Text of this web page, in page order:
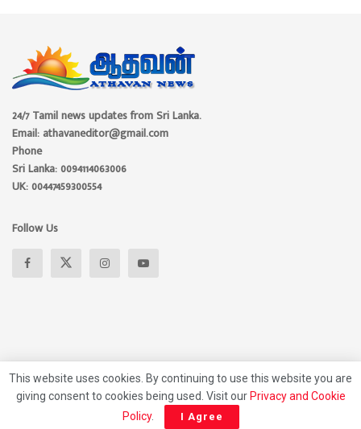
24/7 Tamil news updates from Sri Lanka.
Email: athavaneditor@gmail.com
Phone
Sri Lanka: 0094114063006
UK: 00447459300554
Follow Us
About Privacy Policy Contact Us
This website uses cookies. By continuing to use this website you are
giving consent to cookies being used. Visit our Privacy and Cookie
Policy. I Agree